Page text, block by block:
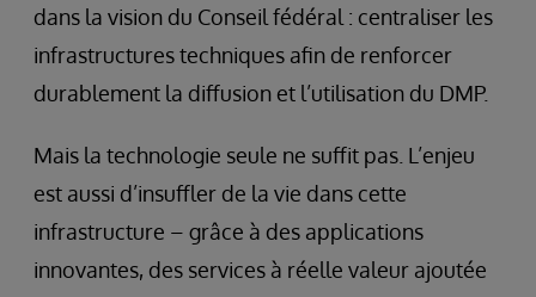
dans la vision du Conseil fédéral : centraliser les
infrastructures techniques afin de renforcer
durablement la diffusion et l’utilisation du DMP.
Mais la technologie seule ne suffit pas. L’enjeu
est aussi d’insuffler de la vie dans cette
infrastructure – grâce à des applications
innovantes, des services à réelle valeur ajoutée